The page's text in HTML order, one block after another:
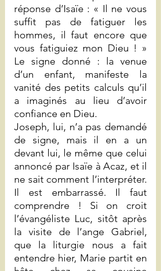
réponse d’Isaïe : « Il ne vous
suffit pas de fatiguer les
hommes, il faut encore que
vous fatiguiez mon Dieu ! »
Le signe donné : la venue
d’un enfant, manifeste la
vanité des petits calculs qu’il
a imaginés au lieu d’avoir
confiance en Dieu.
Joseph, lui, n’a pas demandé
de signe, mais il en a un
devant lui, le même que celui
annoncé par Isaïe à Acaz, et il
ne sait comment l’interpréter.
Il est embarrassé. Il faut
comprendre ! Si on croit
l’évangéliste Luc, sitôt après
la visite de l’ange Gabriel,
que la liturgie nous a fait
entendre hier, Marie partit en